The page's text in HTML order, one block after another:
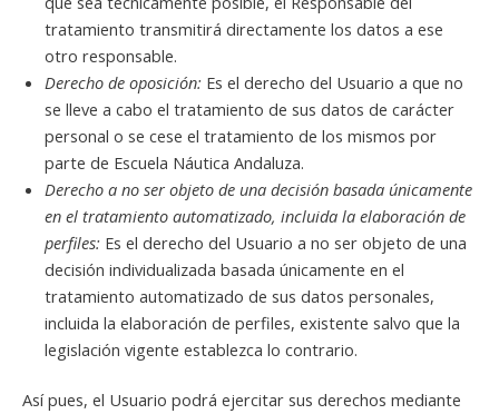
tratamiento transmitirá directamente los datos a ese
otro responsable.
Derecho de oposición: Es el derecho del Usuario a que no
se lleve a cabo el tratamiento de sus datos de carácter
personal o se cese el tratamiento de los mismos por
parte de Escuela Náutica Andaluza.
Derecho a no ser objeto de una decisión basada únicamente
en el tratamiento automatizado, incluida la elaboración de
perfiles: Es el derecho del Usuario a no ser objeto de una
decisión individualizada basada únicamente en el
tratamiento automatizado de sus datos personales,
incluida la elaboración de perfiles, existente salvo que la
legislación vigente establezca lo contrario.
Así pues, el Usuario podrá ejercitar sus derechos mediante